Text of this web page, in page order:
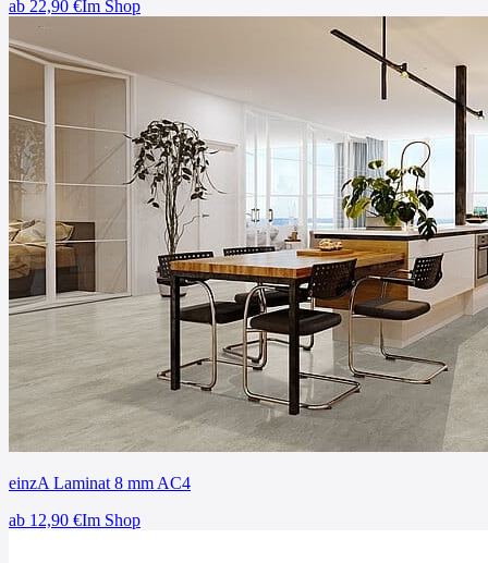
ab 22,90 €Im Shop
einzA Laminat 8 mm AC4
ab 12,90 €Im Shop